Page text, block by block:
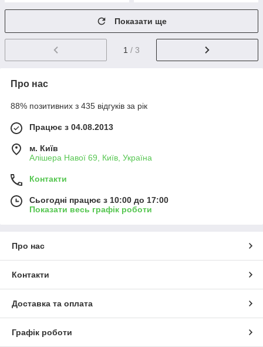
Показати ще
1 / 3
Про нас
88% позитивних з 435 відгуків за рік
Працює з 04.08.2013
м. Київ
Алішера Навої 69, Київ, Україна
Контакти
Сьогодні працює з 10:00 до 17:00
Показати весь графік роботи
Про нас
Контакти
Доставка та оплата
Графік роботи